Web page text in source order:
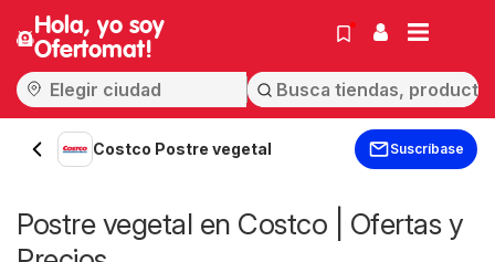
Hola, yo soy
Ofertomat!
Costco Postre vegetal Suscríbase
Postre vegetal en Costco | Ofertas y